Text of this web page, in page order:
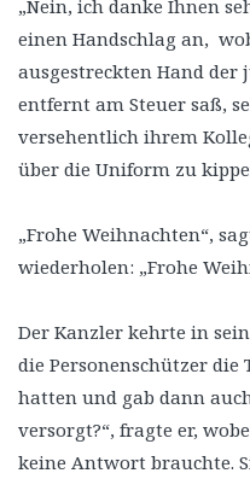
„Nein, ich danke Ihnen
einen Handschlag an,
ausgestreckten Hand
entfernt am Steuer saß,
versehentlich ihrem
über die Uniform zu
„Frohe Weihnachten“,
wiederholen: „Frohe
Der Kanzler kehrte in
die Personenschützer
hatten und gab dann
versorgt?“, fragte er,
keine Antwort brauchte.